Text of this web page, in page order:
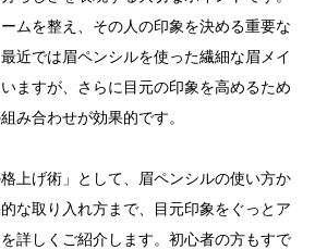
ムを整え、その人の印象を決める重要な
近では眉ペンシルを使った繊細な眉メイ
ますが、さらに目元の印象を高めるため
み合わせが効果的です。
上げ術」として、眉ペンシルの使い方か
な取り入れ方まで、目元印象をぐっとア
詳しくご紹介します。初心者の方もすで